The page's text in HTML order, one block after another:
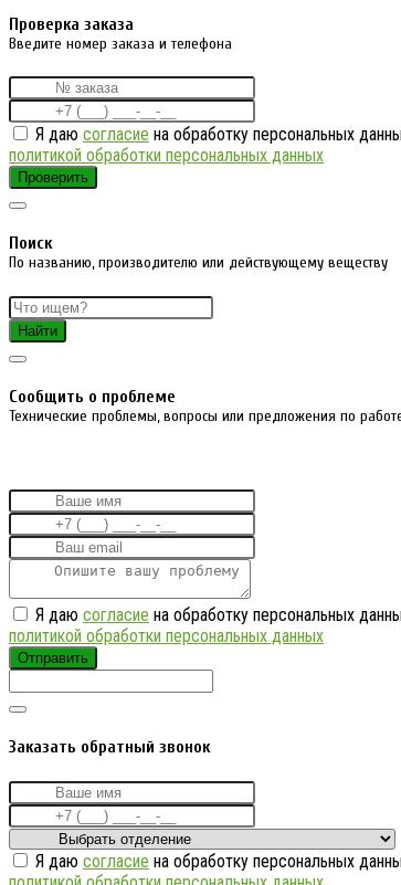
Проверка заказа
Введите номер заказа и телефона
Я даю согласие на обработку персональных
политикой обработки персональных данных
Проверить
Поиск
По названию, производителю или действующему веществу
Найти
Cообщить о проблеме
Технические проблемы, вопросы или предложения по
Я даю согласие на обработку персональных
политикой обработки персональных данных
Отправить
Заказать обратный звонок
Я даю согласие на обработку персональных